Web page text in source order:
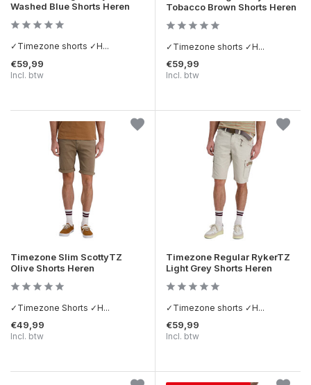
Washed Blue Shorts Heren
✓Timezone shorts ✓H...
€59,99
Incl. btw
Tobacco Brown Shorts Heren
✓Timezone shorts ✓H...
€59,99
Incl. btw
Timezone Slim ScottyTZ
Olive Shorts Heren
✓Timezone Shorts ✓H...
€49,99
Incl. btw
Timezone Regular RykerTZ
Light Grey Shorts Heren
✓Timezone shorts ✓H...
€59,99
Incl. btw